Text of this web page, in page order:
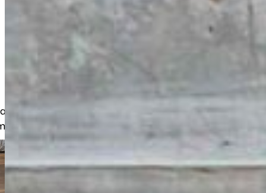
yritysasiakkaita sekä olemme
hankeissa.